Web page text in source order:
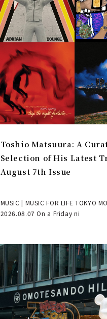
Toshio Matsuura: A
Selection of His Latest
August 7th Issue
MUSIC | MUSIC FOR LIFE TOKYO
2026.08.07 On a Friday ni